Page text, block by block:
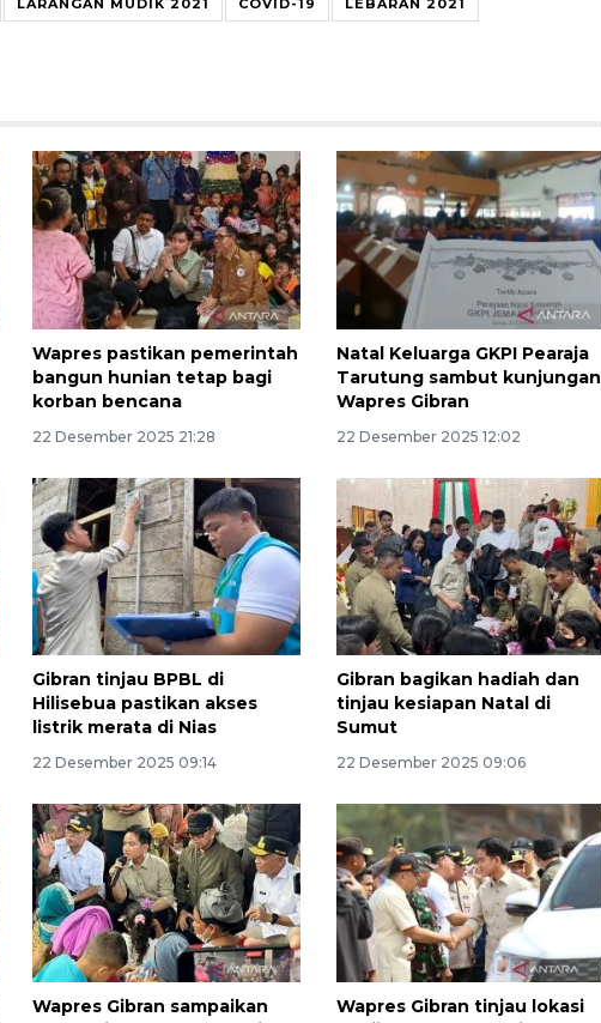
Wapres pastikan pemerintah
bangun hunian tetap bagi
korban bencana
22 Desember 2025 21:28
Natal Keluarga GKPI Pearaja
Tarutung sambut kunjungan
Wapres Gibran
22 Desember 2025 12:02
Gibran tinjau BPBL di
Hilisebua pastikan akses
listrik merata di Nias
22 Desember 2025 09:14
Gibran bagikan hadiah dan
tinjau kesiapan Natal di
Sumut
22 Desember 2025 09:06
Wapres Gibran sampaikan
Wapres Gibran tinjau lokasi
Ekonomi triwulan II-2026
tumbuh 5,29 persen
2026-08-06 18:45:00